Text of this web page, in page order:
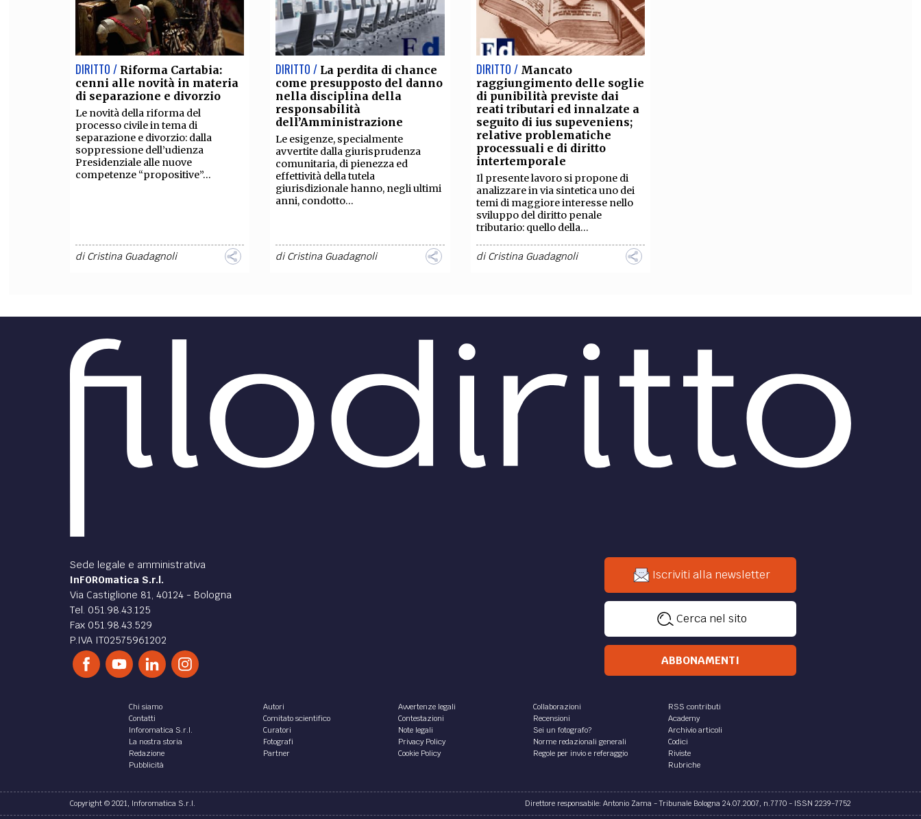
DIRITTO / Riforma Cartabia:
cenni alle novità in materia
di separazione e divorzio
Le novità della riforma del
processo civile in tema di
separazione e divorzio: dalla
soppressione dell’udienza
Presidenziale alle nuove
competenze “propositive”...
diCristina Guadagnoli
DIRITTO / La perdita di chance
come presupposto del danno
nella disciplina della
responsabilità
dell’Amministrazione
Le esigenze, specialmente
avvertite dalla giurisprudenza
comunitaria, di pienezza ed
effettività della tutela
giurisdizionale hanno, negli ultimi
anni, condotto...
diCristina Guadagnoli
DIRITTO / Mancato
raggiungimento delle soglie
di punibilità previste dai
reati tributari ed innalzate a
seguito di ius supeveniens;
relative problematiche
processuali e di diritto
intertemporale
Il presente lavoro si propone di
analizzare in via sintetica uno dei
temi di maggiore interesse nello
sviluppo del diritto penale
tributario: quello della...
diCristina Guadagnoli
Sede legale e amministrativa
InFOROmatica S.r.l.
Via Castiglione 81, 40124 - Bologna
Tel. 051.98.43.125
Fax 051.98.43.529
P.IVA IT02575961202
Iscriviti alla newsletter
Cerca nel sito
ABBONAMENTI
Chi siamo
Contatti
Inforomatica S.r.l.
La nostra storia
Redazione
Pubblicità
Autori
Comitato scientifico
Curatori
Fotografi
Partner
Avvertenze legali
Contestazioni
Note legali
Privacy Policy
Cookie Policy
Collaborazioni
Recensioni
Sei un fotografo?
Norme redazionali generali
Regole per invio e referaggio
RSS contributi
Academy
Archivio articoli
Codici
Riviste
Rubriche
Copyright © 2021, Inforomatica S.r.l. Direttore responsabile: Antonio Zama - Tribunale Bologna 24.07.2007, n.7770 - ISSN 2239-7752